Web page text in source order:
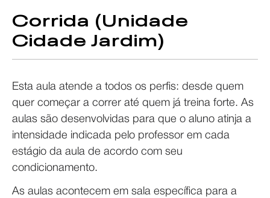
Corrida (Unidade
Cidade Jardim)
Esta aula atende a todos os perfis: desde quem
quer começar a correr até quem já treina forte. As
aulas são desenvolvidas para que o aluno atinja a
intensidade indicada pelo professor em cada
estágio da aula de acordo com seu
condicionamento.
As aulas acontecem em sala específica para a